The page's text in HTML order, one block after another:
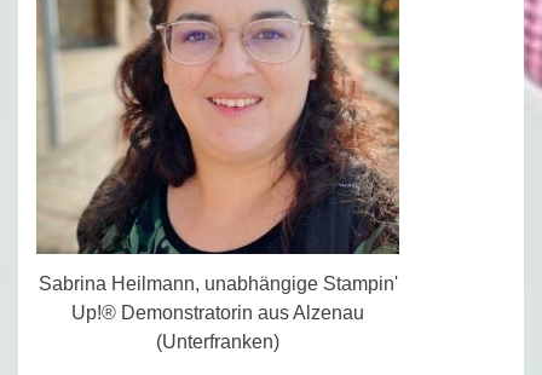
Sabrina Heilmann, unabhängige Stampin'
Up!® Demonstratorin aus Alzenau
(Unterfranken)